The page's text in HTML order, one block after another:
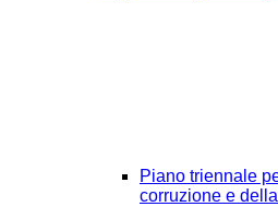
Piano triennale
corruzione e